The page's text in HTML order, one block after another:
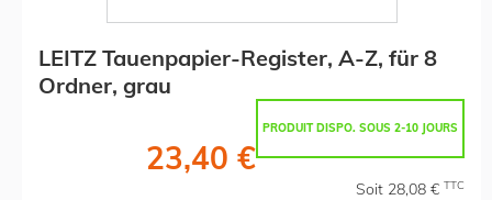
LEITZ Tauenpapier-Register, A-Z, für 8
Ordner, grau
PRODUIT DISPO. SOUS 2-10 JOURS
23,40 €
Soit 28,08 € TTC